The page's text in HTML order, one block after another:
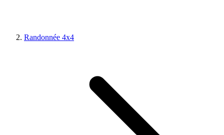
Randonnée 4x4